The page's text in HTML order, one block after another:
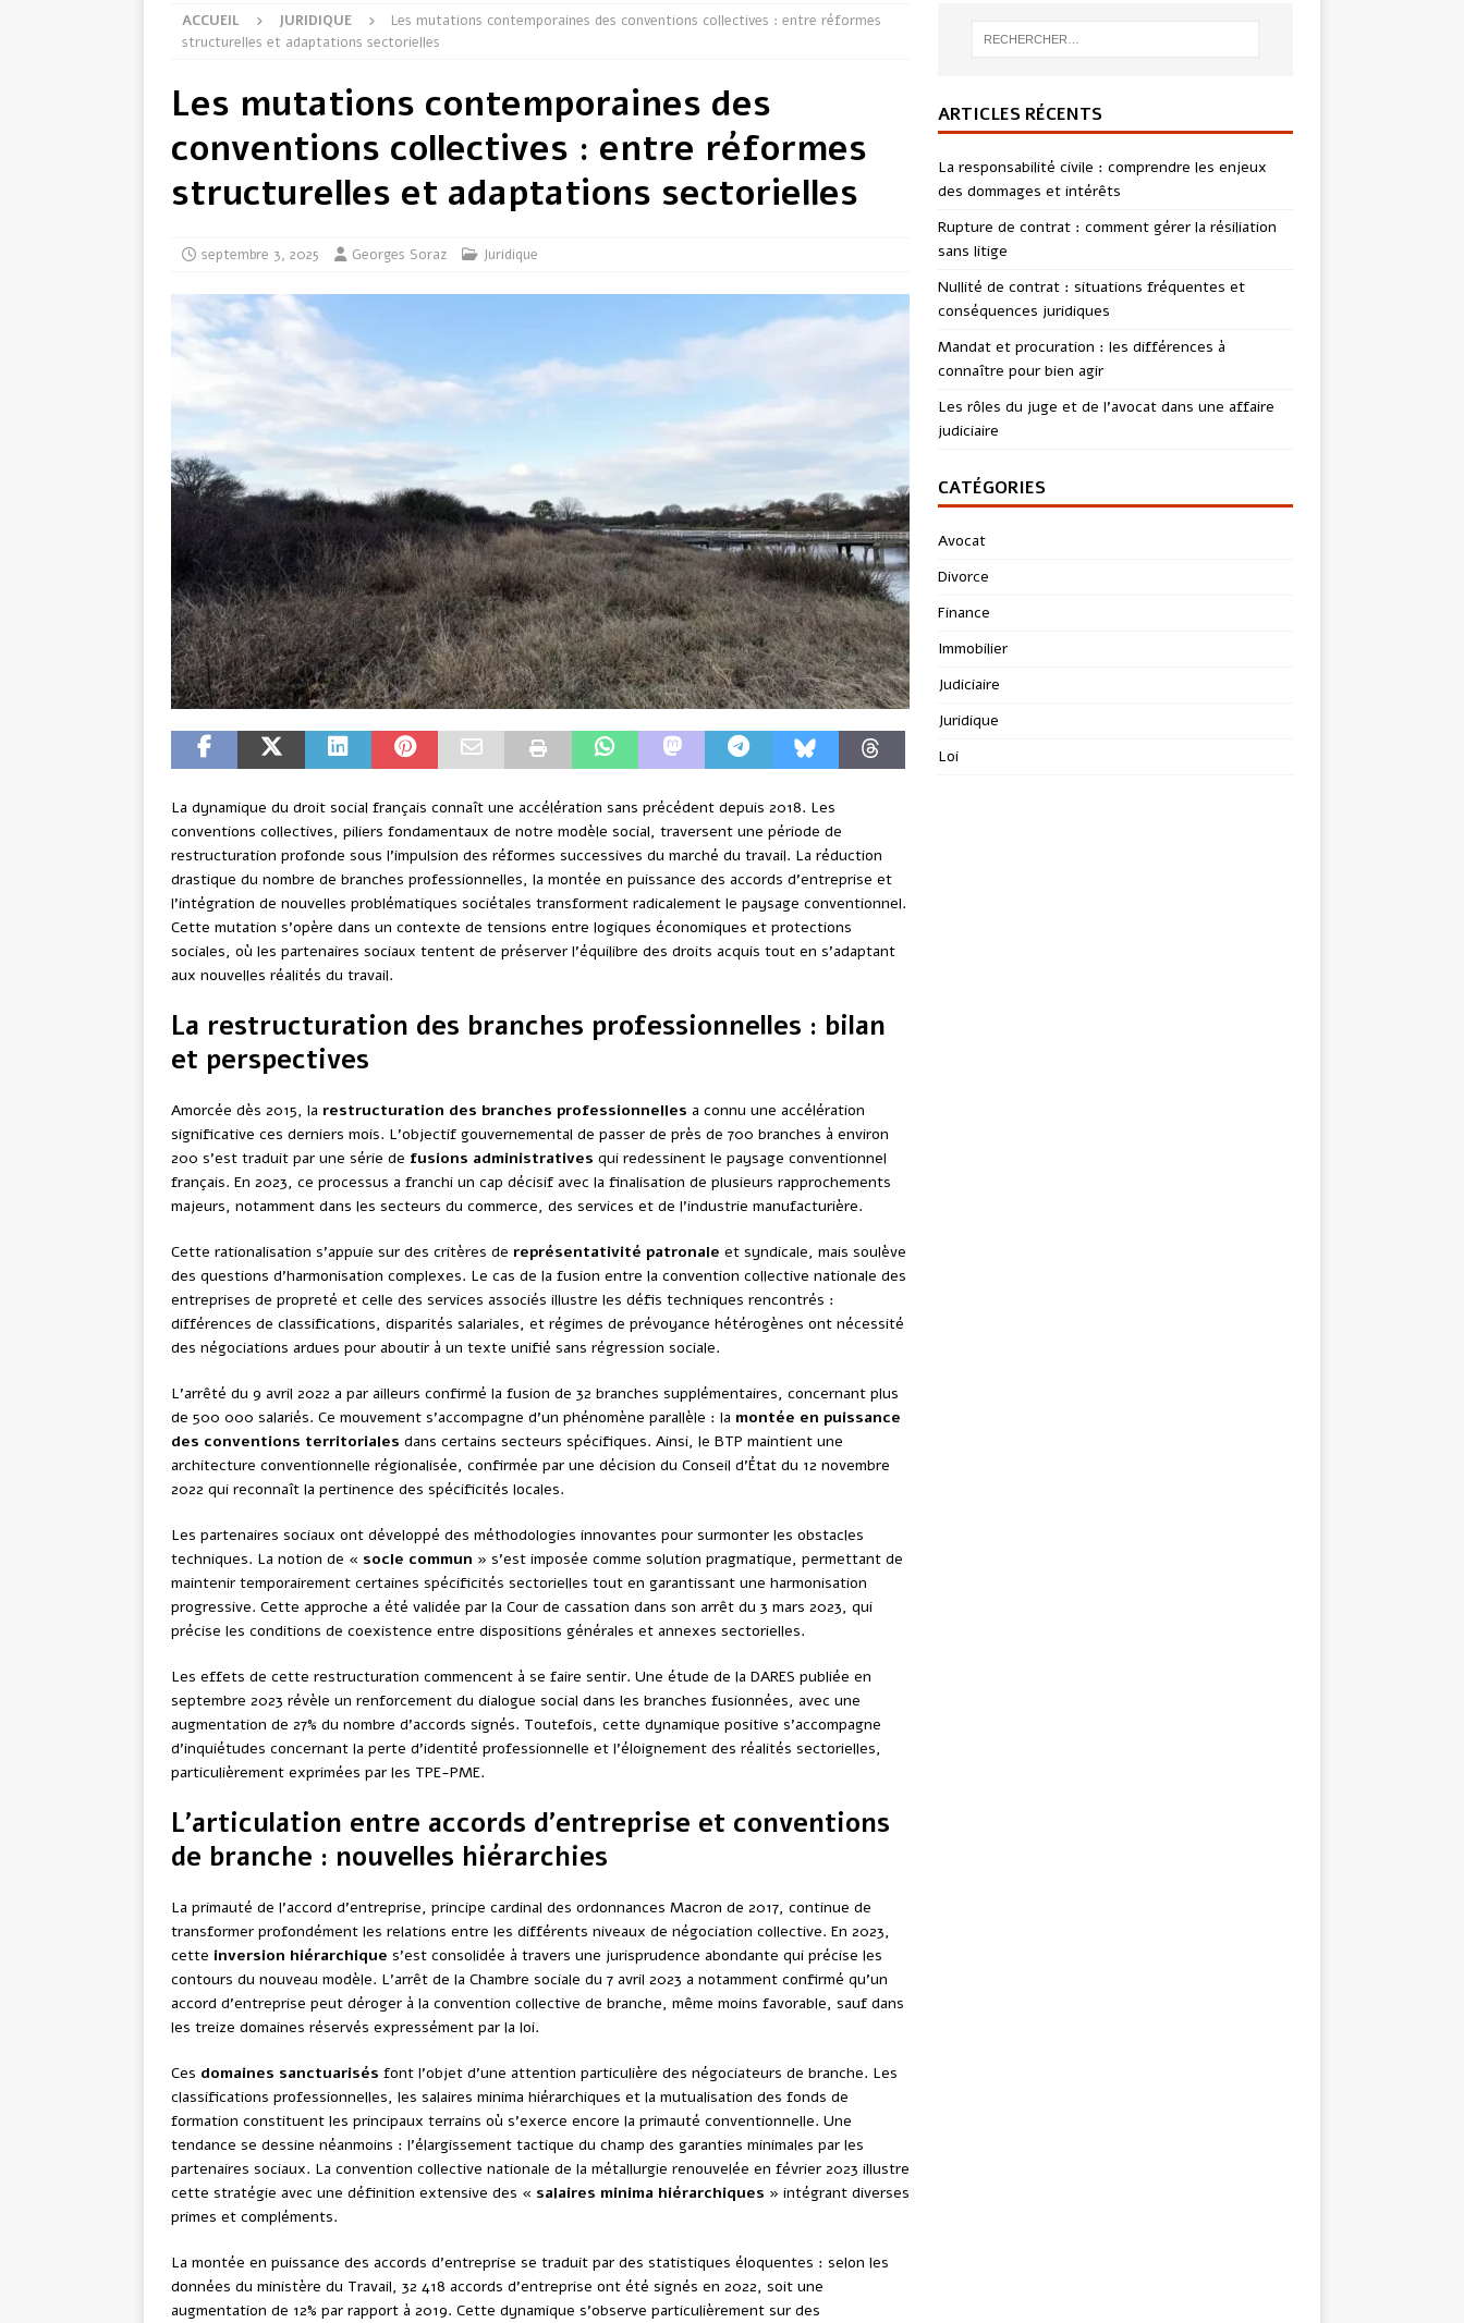
ACCUEIL JURIDIQUE
Les mutations contemporaines des conventions collectives : entre réformes
structurelles et adaptations sectorielles
Les mutations contemporaines des
conventions collectives : entre réformes
structurelles et adaptations sectorielles
septembre 3, 2025 Georges Soraz Juridique
La dynamique du droit social français connaît une accélération sans précédent depuis 2018. Les
conventions collectives, piliers fondamentaux de notre modèle social, traversent une période de
restructuration profonde sous l’impulsion des réformes successives du marché du travail. La réduction
drastique du nombre de branches professionnelles, la montée en puissance des accords d’entreprise et
l’intégration de nouvelles problématiques sociétales transforment radicalement le paysage conventionnel.
Cette mutation s’opère dans un contexte de tensions entre logiques économiques et protections
sociales, où les partenaires sociaux tentent de préserver l’équilibre des droits acquis tout en s’adaptant
aux nouvelles réalités du travail.
La restructuration des branches professionnelles : bilan
et perspectives
Amorcée dès 2015, la restructuration des branches professionnelles a connu une accélération
significative ces derniers mois. L’objectif gouvernemental de passer de près de 700 branches à environ
200 s’est traduit par une série de fusions administratives qui redessinent le paysage conventionnel
français. En 2023, ce processus a franchi un cap décisif avec la finalisation de plusieurs rapprochements
majeurs, notamment dans les secteurs du commerce, des services et de l’industrie manufacturière.
Cette rationalisation s’appuie sur des critères de représentativité patronale et syndicale, mais soulève
des questions d’harmonisation complexes. Le cas de la fusion entre la convention collective nationale des
entreprises de propreté et celle des services associés illustre les défis techniques rencontrés :
différences de classifications, disparités salariales, et régimes de prévoyance hétérogènes ont nécessité
des négociations ardues pour aboutir à un texte unifié sans régression sociale.
L’arrêté du 9 avril 2022 a par ailleurs confirmé la fusion de 32 branches supplémentaires, concernant plus
de 500 000 salariés. Ce mouvement s’accompagne d’un phénomène parallèle : la montée en puissance
des conventions territoriales dans certains secteurs spécifiques. Ainsi, le BTP maintient une
architecture conventionnelle régionalisée, confirmée par une décision du Conseil d’État du 12 novembre
2022 qui reconnaît la pertinence des spécificités locales.
Les partenaires sociaux ont développé des méthodologies innovantes pour surmonter les obstacles
techniques. La notion de « socle commun » s’est imposée comme solution pragmatique, permettant de
maintenir temporairement certaines spécificités sectorielles tout en garantissant une harmonisation
progressive. Cette approche a été validée par la Cour de cassation dans son arrêt du 3 mars 2023, qui
précise les conditions de coexistence entre dispositions générales et annexes sectorielles.
Les effets de cette restructuration commencent à se faire sentir. Une étude de la DARES publiée en
septembre 2023 révèle un renforcement du dialogue social dans les branches fusionnées, avec une
augmentation de 27% du nombre d’accords signés. Toutefois, cette dynamique positive s’accompagne
d’inquiétudes concernant la perte d’identité professionnelle et l’éloignement des réalités sectorielles,
particulièrement exprimées par les TPE-PME.
L’articulation entre accords d’entreprise et conventions
de branche : nouvelles hiérarchies
La primauté de l’accord d’entreprise, principe cardinal des ordonnances Macron de 2017, continue de
transformer profondément les relations entre les différents niveaux de négociation collective. En 2023,
cette inversion hiérarchique s’est consolidée à travers une jurisprudence abondante qui précise les
contours du nouveau modèle. L’arrêt de la Chambre sociale du 7 avril 2023 a notamment confirmé qu’un
accord d’entreprise peut déroger à la convention collective de branche, même moins favorable, sauf dans
les treize domaines réservés expressément par la loi.
Ces domaines sanctuarisés font l’objet d’une attention particulière des négociateurs de branche. Les
classifications professionnelles, les salaires minima hiérarchiques et la mutualisation des fonds de
formation constituent les principaux terrains où s’exerce encore la primauté conventionnelle. Une
tendance se dessine néanmoins : l’élargissement tactique du champ des garanties minimales par les
partenaires sociaux. La convention collective nationale de la métallurgie renouvelée en février 2023 illustre
cette stratégie avec une définition extensive des « salaires minima hiérarchiques » intégrant diverses
primes et compléments.
La montée en puissance des accords d’entreprise se traduit par des statistiques éloquentes : selon les
données du ministère du Travail, 32 418 accords d’entreprise ont été signés en 2022, soit une
augmentation de 12% par rapport à 2019. Cette dynamique s’observe particulièrement sur des
ARTICLES RÉCENTS
La responsabilité civile : comprendre les enjeux
des dommages et intérêts
Rupture de contrat : comment gérer la résiliation
sans litige
Nullité de contrat : situations fréquentes et
conséquences juridiques
Mandat et procuration : les différences à
connaître pour bien agir
Les rôles du juge et de l’avocat dans une affaire
judiciaire
CATÉGORIES
Avocat
Divorce
Finance
Immobilier
Judiciaire
Juridique
Loi